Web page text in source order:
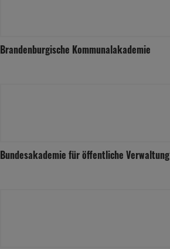
Brandenburgische Kommunalakademie
Bundesakademie für öffentliche Verwaltung